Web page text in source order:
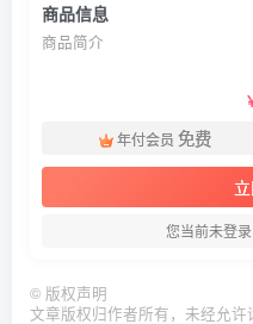
商品信息
商品简介
年付会员 免费
您当前未登
© 版权声明
文章版权归作者所有，未经允许